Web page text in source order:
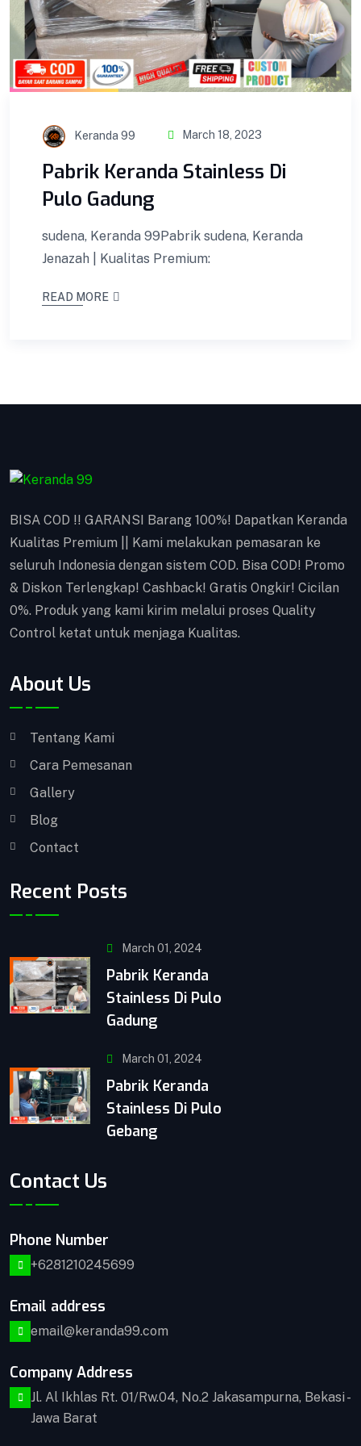
Cicilan 0%. Produk yang kami kirim melalui proses
VIEW DETAILS
Kotak Amal BISA COD !! GARANSI Barang 100%!
Dapatkan Keranda Kualitas Premium || Kami
melakukan pemasaran ke seluruh Indonesia
Terlengkap! Cashback! Gratis Ongkir! Cicilan 0%.
Produk yang kami kirim melalui proses Quality
Control ketat untuk menjaga Kualitas.
Keranda 99 March 18, 2023
Pabrik Keranda Stainless Di
Pulo Gadung
sudena, Keranda 99Pabrik sudena, Keranda
Jenazah | Kualitas Premium:
READ MORE
BISA COD !! GARANSI Barang 100%! Dapatkan Keranda
Kualitas Premium || Kami melakukan pemasaran ke
seluruh Indonesia dengan sistem COD. Bisa COD! Promo
& Diskon Terlengkap! Cashback! Gratis Ongkir! Cicilan
0%. Produk yang kami kirim melalui proses Quality
Control ketat untuk menjaga Kualitas.
About Us
Tentang Kami
Cara Pemesanan
Gallery
Blog
Contact
Recent Posts
March 01, 2024
Pabrik Keranda
Stainless Di Pulo
Gadung
March 01, 2024
Pabrik Keranda
Stainless Di Pulo
Gebang
Contact Us
Phone Number
+6281210245699
Email address
email@keranda99.com
Company Address
Jl. Al Ikhlas Rt. 01/Rw.04, No.2 Jakasampurna, Bekasi -
Jawa Barat